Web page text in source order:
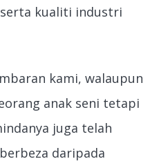
kualiti industri
kami, walaupun
anak seni tetapi
juga telah
daripada